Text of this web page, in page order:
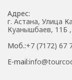
Адрес:
г. Астана, Улица
Куанышбаев, 11Б
Моб.:+7 (7172) 67
E-mail: